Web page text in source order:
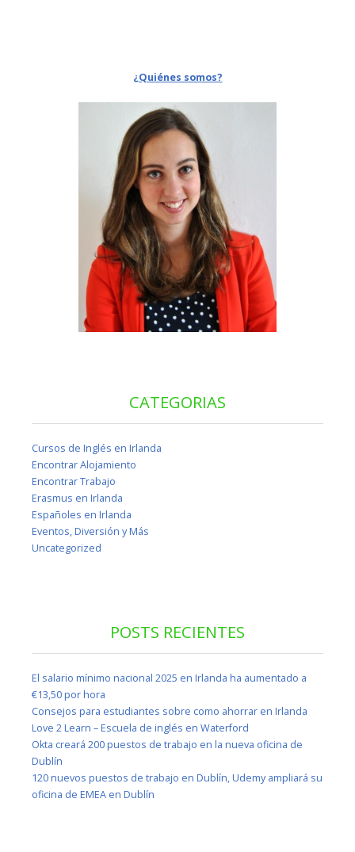
¿Quiénes somos?
CATEGORIAS
Cursos de Inglés en Irlanda
Encontrar Alojamiento
Encontrar Trabajo
Erasmus en Irlanda
Españoles en Irlanda
Eventos, Diversión y Más
Uncategorized
POSTS RECIENTES
El salario mínimo nacional 2025 en Irlanda ha aumentado a
€13,50 por hora
Consejos para estudiantes sobre como ahorrar en Irlanda
Love 2 Learn – Escuela de inglés en Waterford
Okta creará 200 puestos de trabajo en la nueva oficina de
Dublín
120 nuevos puestos de trabajo en Dublín, Udemy ampliará su
oficina de EMEA en Dublín